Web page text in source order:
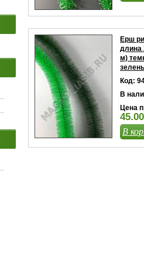
Ерш
длина
м)
Код:
В
Цена
В